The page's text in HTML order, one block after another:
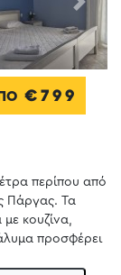
Next
€799
περίπου από
Πάργας. Τα
κουζίνα,
προσφέρει